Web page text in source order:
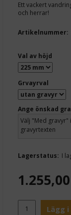
Ett vackert
och herrar!
Artikelnummer:
Val av höjd
Grvayrval
Ange önskad
Lagerstatus: I
1.255,00
Lägg